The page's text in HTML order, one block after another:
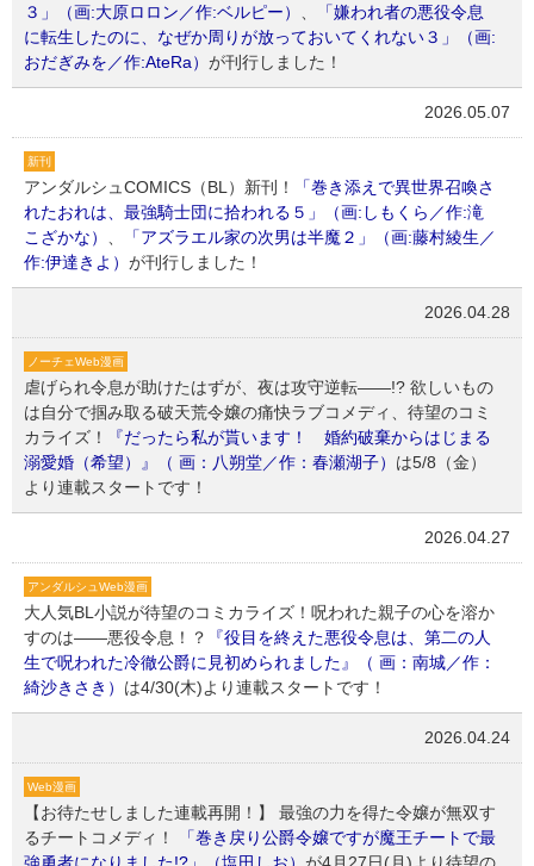
３」（画:大原ロロン／作:ベルピー）
「嫌われ者の悪役令息
に転生したのに、なぜか周りが放っておいてくれない３」（画:
おだぎみを／作:AteRa） が刊行しました！
2026.05.07
新刊
アンダルシュCOMICS（BL）新刊！
「巻き添えで異世界召喚さ
れたおれは、最強騎士団に拾われる５」（画:しもくら／作:滝
こざかな）
「アズラエル家の次男は半魔２」（画:藤村綾生／
作:伊達きよ） が刊行しました！
2026.04.28
ノーチェWeb漫画
虐げられ令息が助けたはずが、夜は攻守逆転――!? 欲しいもの
は自分で掴み取る破天荒令嬢の痛快ラブコメディ、待望のコミ
カライズ！
『だったら私が貰います！ 婚約破棄からはじまる
溺愛婚（希望）』（ 画：八朔堂／作：春瀬湖子） は5/8（金）
より連載スタートです！
2026.04.27
アンダルシュWeb漫画
大人気BL小説が待望のコミカライズ！呪われた親子の心を溶か
すのは――悪役令息！？
『役目を終えた悪役令息は、第二の人
生で呪われた冷徹公爵に見初められました』（ 画：南城／作：
綺沙きさき） は4/30(木)より連載スタートです！
2026.04.24
Web漫画
【お待たせしました連載再開！】 最強の力を得た令嬢が無双す
るチートコメディ！
「巻き戻り公爵令嬢ですが魔王チートで最
強勇者になりました!?」（塩田しお） が4月27日(月)より待望の